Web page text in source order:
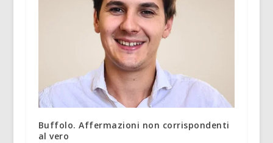
Buffolo. Affermazioni non corrispondenti
al vero